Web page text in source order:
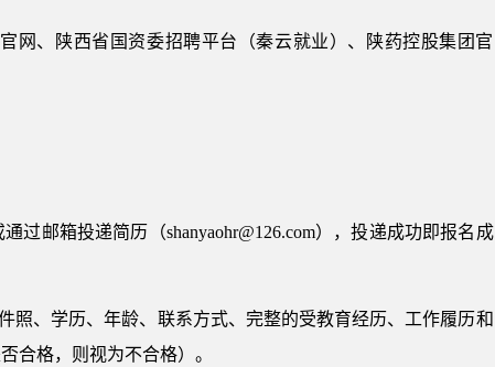
网、陕西省国资委招聘平台（秦云就业）、陕药控股集团官
过邮箱投递简历（shanyaohr@126.com），投递成功即报名成
照、学历、年龄、联系方式、完整的受教育经历、工作履历和
合格，则视为不合格）。